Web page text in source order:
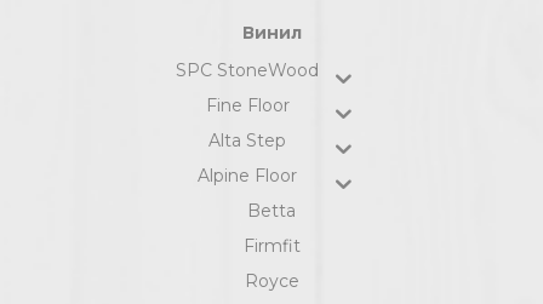
Винил
SPC StoneWood
Fine Floor
Alta Step
Alpine Floor
Betta
Firmfit
Royce